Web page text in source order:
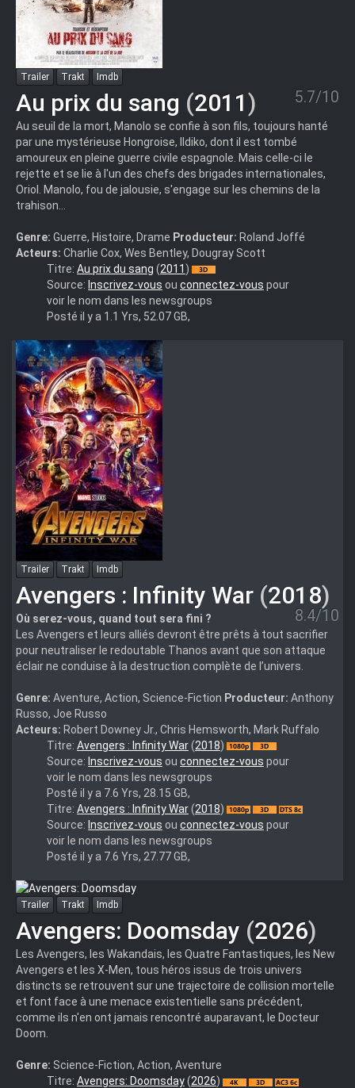
Trailer Trakt Imdb
Au prix du sang (2011) 5.7/10
Au seuil de la mort, Manolo se confie à son fils, toujours hanté
par une mystérieuse Hongroise, Ildiko, dont il est tombé
amoureux en pleine guerre civile espagnole. Mais celle-ci le
rejette et se lie à l'un des chefs des brigades internationales,
Oriol. Manolo, fou de jalousie, s'engage sur les chemins de la
trahison...
Genre: Guerre, Histoire, Drame Producteur: Roland Joffé
Acteurs: Charlie Cox, Wes Bentley, Dougray Scott
<<<Thor>>>
<<<Fright.Night.3D.2011.MULTi.COMPLETE.BLURAY-
iMPERiALS>>>usenet-
space-
by
https://secretusenet.com>
<
"imp-
fn3d-
bluray
Titre: Au prix du sang (2011 )
Source: Inscrivez-vous ou connectez-vous pour
voir le nom dans les newsgroups
Posté il y a 1.1 Yrs, 52.07 GB,
Trailer Trakt Imdb
Avengers : Infinity War (2018)
8.4/10
Où serez-vous, quand tout sera fini ?
Les Avengers et leurs alliés devront être prêts à tout sacrifier
pour neutraliser le redoutable Thanos avant que son attaque
éclair ne conduise à la destruction complète de l’univers.
Genre: Aventure, Action, Science-Fiction Producteur: Anthony
Russo, Joe Russo
Acteurs: Robert Downey Jr., Chris Hemsworth, Mark Ruffalo
Avengers.Infinity.War.2018.1080p.3D.BluRay.Half-
OU.x264.TrueHD.7.1.Atmos-
Titre: Avengers : Infinity War(2018)
Source: Inscrivez-vous ou connectez-vous pour
voir le nom dans les newsgroups
Posté il y a 7.6 Yrs, 28.15 GB,
Avengers.Infinity.War.2018.1080p.3D.BluRay.Half-
OU.x264.DTS-
HD.MA.7.1-
Titre: Avengers : Infinity War(2018)
Source: Inscrivez-vous ou connectez-vous pour
voir le nom dans les newsgroups
Posté il y a 7.6 Yrs, 27.77 GB,
Trailer Trakt Imdb
Avengers: Doomsday (2026)
Les Avengers, les Wakandais, les Quatre Fantastiques, les New
Avengers et les X-Men, tous héros issus de trois univers
distincts se retrouvent sur une trajectoire de collision mortelle
et font face à une menace existentielle sans précédent,
comme ils n'en ont jamais rencontré auparavant, le Docteur
Doom.
Genre: Science-Fiction, Action, Aventure
Resident
Titre: Avengers: Doomsday(2026)